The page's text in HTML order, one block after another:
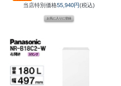
当店特別価格55,940円(税込)